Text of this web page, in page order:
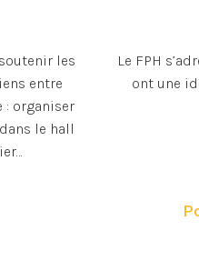
les
entre
: organiser
le hall
Le FPH
ont une